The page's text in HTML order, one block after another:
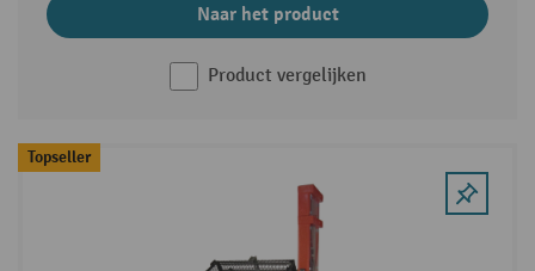
Naar het product
Product vergelijken
Topseller